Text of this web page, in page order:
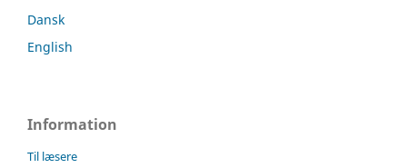
Dansk
English
Information
Til læsere